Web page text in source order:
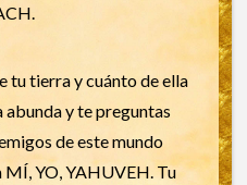
tu tierra y cuánto de ella
abunda y te preguntas
de este mundo
MÍ, YO, YAHUVEH. Tu